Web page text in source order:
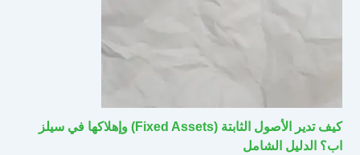
كيف تدير الأصول الثابتة (Fixed Assets) وإهلاكها في سيلز
اب؟ الدليل الشامل